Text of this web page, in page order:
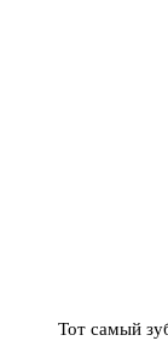
Тот самый